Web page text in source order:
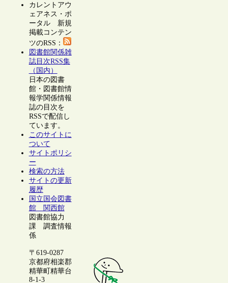
カレントアウ
ェアネス・ポ
ータル 新規
掲載コンテン
ツのRSS：
図書館関係雑
誌目次RSS集
（国内）
日本の図書
館・図書館情
報学関係情報
誌の目次を
RSSで配信し
ています。
このサイトに
ついて
サイトポリシ
ー
検索の方法
サイトの更新
履歴
国立国会図書
館 関西館
図書館協力
課 調査情報
係
〒619-0287
京都府相楽郡
精華町精華台
8-1-3